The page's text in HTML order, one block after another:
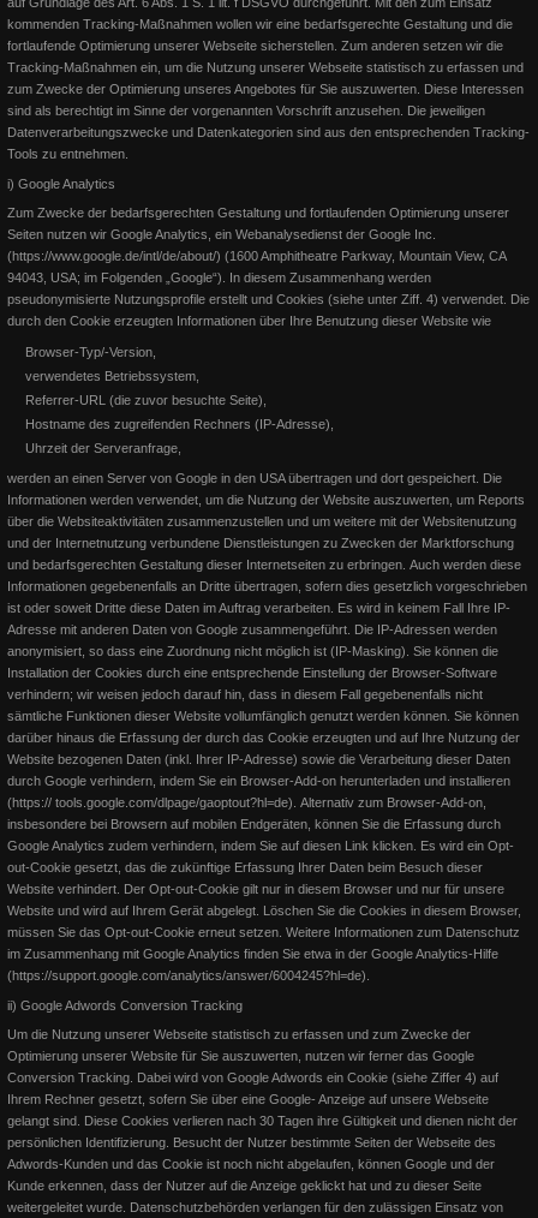
erfolgreiche Teilnahme an der EWU German OPEN 2015 und die
Weiterlesen
Weiterlesen
EWU Pferdemedaillen 2015
EWU Pferde-Medaillen 2015 Lion on the Beach (Pleasure - Bronze
und Silber) Lion on the Beach (Trail - Bronze) Rags
Weiterlesen
Susanne Flesch @ Facebook 2.0
Es gibt zwei neue Facebook-Seiten, auf denen ich mit Euch
Informationen und Erfahrungen austauschen werde, Fragen beantw
Weiterlesen
kommenden Tracking-Maßnahmen wollen wir eine bedarfsgerechte Gestaltung und die
fortlaufende Optimierung unserer Webseite sicherstellen. Zum anderen setzen wir die
Tracking-Maßnahmen ein, um die Nutzung unserer Webseite statistisch zu erfassen und
zum Zwecke der Optimierung unseres Angebotes für Sie auszuwerten. Diese Interessen
sind als berechtigt im Sinne der vorgenannten Vorschrift anzusehen. Die jeweiligen
Datenverarbeitungszwecke und Datenkategorien sind aus den entsprechenden Tracking-
Tools zu entnehmen.
i) Google Analytics
Zum Zwecke der bedarfsgerechten Gestaltung und fortlaufenden Optimierung unserer
Seiten nutzen wir Google Analytics, ein Webanalysedienst der Google Inc.
(https://www.google.de/intl/de/about/) (1600 Amphitheatre Parkway, Mountain View, CA
94043, USA; im Folgenden „Google“). In diesem Zusammenhang werden
pseudonymisierte Nutzungsprofile erstellt und Cookies (siehe unter Ziff. 4) verwendet. Die
durch den Cookie erzeugten Informationen über Ihre Benutzung dieser Website wie
Browser-Typ/-Version,
verwendetes Betriebssystem,
Referrer-URL (die zuvor besuchte Seite),
Hostname des zugreifenden Rechners (IP-Adresse),
Uhrzeit der Serveranfrage,
werden an einen Server von Google in den USA übertragen und dort gespeichert. Die
Informationen werden verwendet, um die Nutzung der Website auszuwerten, um Reports
über die Websiteaktivitäten zusammenzustellen und um weitere mit der Websitenutzung
und der Internetnutzung verbundene Dienstleistungen zu Zwecken der Marktforschung
und bedarfsgerechten Gestaltung dieser Internetseiten zu erbringen. Auch werden diese
Informationen gegebenenfalls an Dritte übertragen, sofern dies gesetzlich vorgeschrieben
ist oder soweit Dritte diese Daten im Auftrag verarbeiten. Es wird in keinem Fall Ihre IP-
Adresse mit anderen Daten von Google zusammengeführt. Die IP-Adressen werden
anonymisiert, so dass eine Zuordnung nicht möglich ist (IP-Masking). Sie können die
Installation der Cookies durch eine entsprechende Einstellung der Browser-Software
verhindern; wir weisen jedoch darauf hin, dass in diesem Fall gegebenenfalls nicht
sämtliche Funktionen dieser Website vollumfänglich genutzt werden können. Sie können
darüber hinaus die Erfassung der durch das Cookie erzeugten und auf Ihre Nutzung der
Website bezogenen Daten (inkl. Ihrer IP-Adresse) sowie die Verarbeitung dieser Daten
durch Google verhindern, indem Sie ein Browser-Add-on herunterladen und installieren
(https:// tools.google.com/dlpage/gaoptout?hl=de). Alternativ zum Browser-Add-on,
insbesondere bei Browsern auf mobilen Endgeräten, können Sie die Erfassung durch
Google Analytics zudem verhindern, indem Sie auf diesen Link klicken. Es wird ein Opt-
out-Cookie gesetzt, das die zukünftige Erfassung Ihrer Daten beim Besuch dieser
Website verhindert. Der Opt-out-Cookie gilt nur in diesem Browser und nur für unsere
Website und wird auf Ihrem Gerät abgelegt. Löschen Sie die Cookies in diesem Browser,
müssen Sie das Opt-out-Cookie erneut setzen. Weitere Informationen zum Datenschutz
im Zusammenhang mit Google Analytics finden Sie etwa in der Google Analytics-Hilfe
(https://support.google.com/analytics/answer/6004245?hl=de).
ii) Google Adwords Conversion Tracking
Um die Nutzung unserer Webseite statistisch zu erfassen und zum Zwecke der
Optimierung unserer Website für Sie auszuwerten, nutzen wir ferner das Google
Conversion Tracking. Dabei wird von Google Adwords ein Cookie (siehe Ziffer 4) auf
Ihrem Rechner gesetzt, sofern Sie über eine Google- Anzeige auf unsere Webseite
gelangt sind. Diese Cookies verlieren nach 30 Tagen ihre Gültigkeit und dienen nicht der
persönlichen Identifizierung. Besucht der Nutzer bestimmte Seiten der Webseite des
Adwords-Kunden und das Cookie ist noch nicht abgelaufen, können Google und der
Kunde erkennen, dass der Nutzer auf die Anzeige geklickt hat und zu dieser Seite
weitergeleitet wurde. Datenschutzbehörden verlangen für den zulässigen Einsatz von